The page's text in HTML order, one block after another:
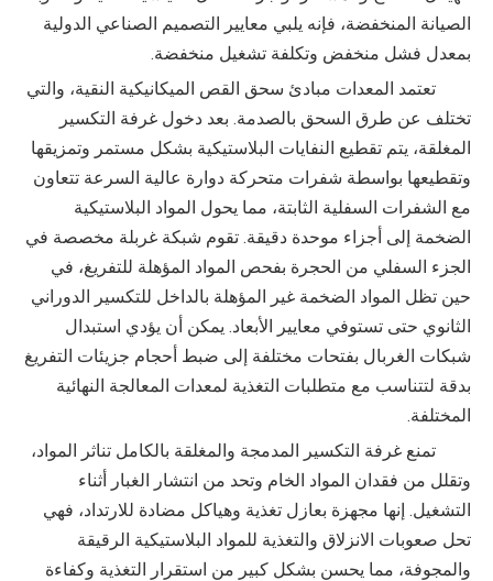
الصيانة المنخفضة، فإنه يلبي معايير التصميم الصناعي الدولية
بمعدل فشل منخفض وتكلفة تشغيل منخفضة.
تعتمد المعدات مبادئ سحق القص الميكانيكية النقية، والتي
تختلف عن طرق السحق بالصدمة. بعد دخول غرفة التكسير
المغلقة، يتم تقطيع النفايات البلاستيكية بشكل مستمر وتمزيقها
وتقطيعها بواسطة شفرات متحركة دوارة عالية السرعة تتعاون
مع الشفرات السفلية الثابتة، مما يحول المواد البلاستيكية
الضخمة إلى أجزاء موحدة دقيقة. تقوم شبكة غربلة مخصصة في
الجزء السفلي من الحجرة بفحص المواد المؤهلة للتفريغ، في
حين تظل المواد الضخمة غير المؤهلة بالداخل للتكسير الدوراني
الثانوي حتى تستوفي معايير الأبعاد. يمكن أن يؤدي استبدال
شبكات الغربال بفتحات مختلفة إلى ضبط أحجام جزيئات التفريغ
بدقة لتتناسب مع متطلبات التغذية لمعدات المعالجة النهائية
المختلفة.
تمنع غرفة التكسير المدمجة والمغلقة بالكامل تناثر المواد،
وتقلل من فقدان المواد الخام وتحد من انتشار الغبار أثناء
التشغيل. إنها مجهزة بعازل تغذية وهياكل مضادة للارتداد، فهي
تحل صعوبات الانزلاق والتغذية للمواد البلاستيكية الرقيقة
والمجوفة، مما يحسن بشكل كبير من استقرار التغذية وكفاءة